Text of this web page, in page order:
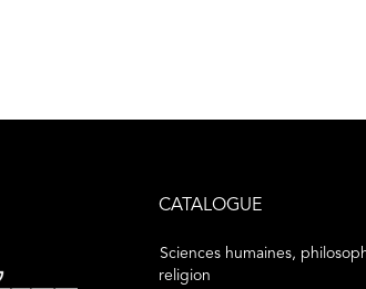
CATALOGUE
Sciences humaines,
religion